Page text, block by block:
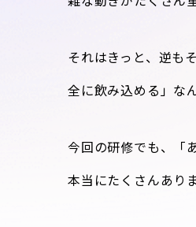
それはきっと、逆も
全に飲み込める」な
今回の研修でも、「
本当にたくさんあり